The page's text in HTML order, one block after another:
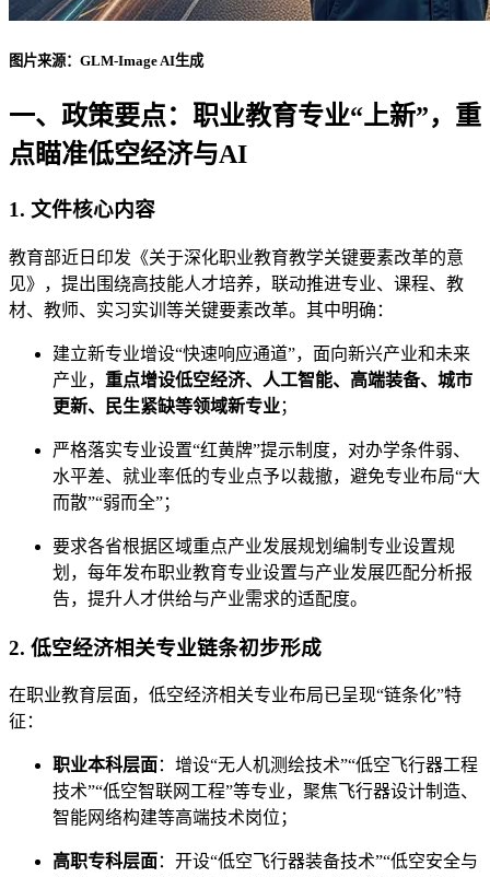
图片来源：GLM-Image AI生成
一、政策要点：职业教育专业“上新”，重
点瞄准低空经济与AI
1. 文件核心内容
教育部近日印发《关于深化职业教育教学关键要素改革的意
见》，提出围绕高技能人才培养，联动推进专业、课程、教
材、教师、实习实训等关键要素改革。其中明确：
建立新专业增设“快速响应通道”，面向新兴产业和未来
产业， 重点增设低空经济、人工智能、高端装备、城市
更新、民生紧缺等领域新专业；
严格落实专业设置“红黄牌”提示制度，对办学条件弱、
水平差、就业率低的专业点予以裁撤，避免专业布局“大
而散”“弱而全”；
要求各省根据区域重点产业发展规划编制专业设置规
划，每年发布职业教育专业设置与产业发展匹配分析报
告，提升人才供给与产业需求的适配度。
2. 低空经济相关专业链条初步形成
在职业教育层面，低空经济相关专业布局已呈现“链条化”特
征：
职业本科层面：增设“无人机测绘技术”“低空飞行器工程
技术”“低空智联网工程”等专业，聚焦飞行器设计制造、
智能网络构建等高端技术岗位；
高职专科层面：开设“低空飞行器装备技术”“低空安全与